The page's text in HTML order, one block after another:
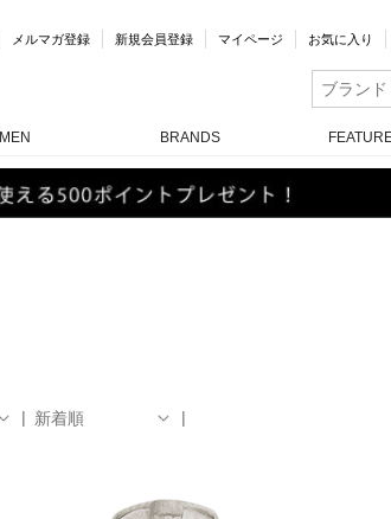
メルマガ登録 新規会員登録 マイページ お気に入り
MEN BRANDS
新着順